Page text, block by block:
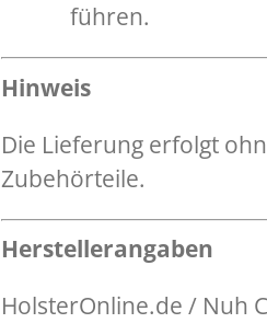
führen.
Hinweis
Die Lieferung erfolgt
Zubehörteile.
Herstellerangaben
HolsterOnline.de / Nuh